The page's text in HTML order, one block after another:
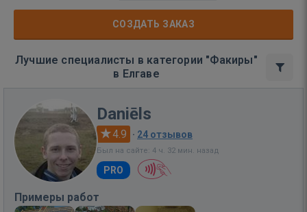
СОЗДАТЬ ЗАКАЗ
Лучшие специалисты в категории "Факиры"
в Елгаве
Daniēls
4.9 · 24 отзывов
Был на сайте: 4 ч. 32 мин. назад
PRO
Примеры работ